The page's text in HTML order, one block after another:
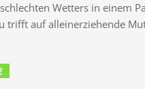
Wetters in einem
trifft auf alleinerziehende